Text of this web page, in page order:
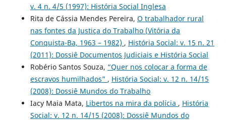
v. 4 n. 4/5 (1997): História Social Inglesa
Rita de Cássia Mendes Pereira, O trabalhador rural
nas fontes da Justiça do Trabalho (Vitória da
Conquista-Ba, 1963 – 1982) , História Social: v. 15 n. 21
(2011): Dossiê Documentos Judiciais e História Social
Robério Santos Souza, “Quer nos colocar a forma de
escravos humilhados” , História Social: v. 12 n. 14/15
(2008): Dossiê Mundos do Trabalho
Iacy Maia Mata, Libertos na mira da polícia , História
Social: v. 12 n. 14/15 (2008): Dossiê Mundos do